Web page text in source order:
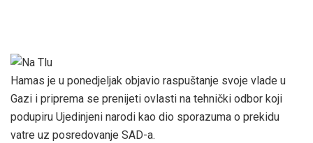
Hamas je u ponedjeljak objavio raspuštanje svoje vlade u
Gazi i priprema se prenijeti ovlasti na tehnički odbor koji
podupiru Ujedinjeni narodi kao dio sporazuma o prekidu
vatre uz posredovanje SAD-a.